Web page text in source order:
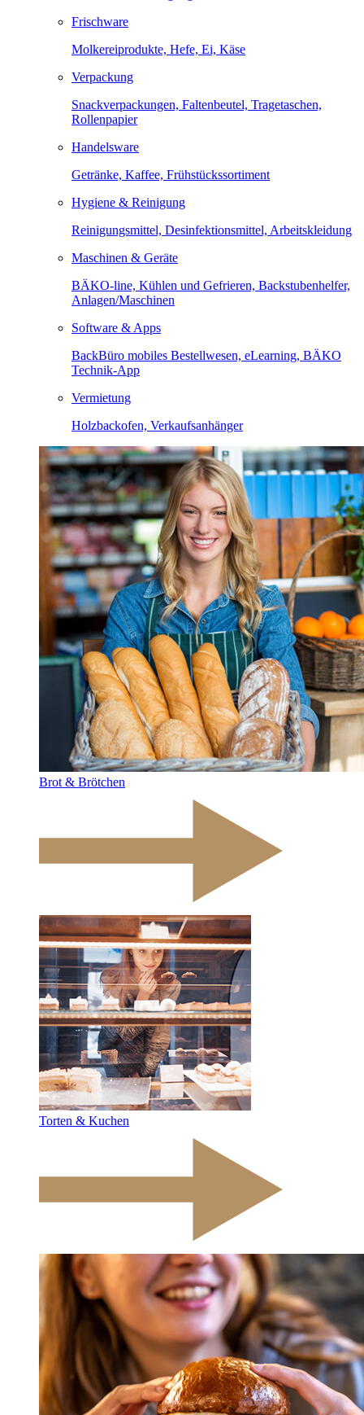
Frischware
Molkereiprodukte, Hefe, Ei, Käse
Verpackung
Snackverpackungen, Faltenbeutel, Tragetaschen,
Rollenpapier
Handelsware
Getränke, Kaffee, Frühstückssortiment
Hygiene & Reinigung
Reinigungsmittel, Desinfektionsmittel, Arbeitskleidung
Maschinen & Geräte
BÄKO-line, Kühlen und Gefrieren, Backstubenhelfer,
Anlagen/Maschinen
Software & Apps
BackBüro mobiles Bestellwesen, eLearning, BÄKO
Technik-App
Vermietung
Holzbackofen, Verkaufsanhänger
Brot & Brötchen
Torten & Kuchen